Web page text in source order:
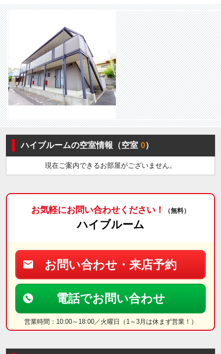
ハイブルームの空室情報（空室0）
現在ご案内できるお部屋がございません。
お気軽にお問い合わせください！ （無料）
ハイブルーム
お問い合わせ・来店予約
電話でお問い合わせ
営業時間：10:00～18:00／火曜日（1～3月は休まず営業！）